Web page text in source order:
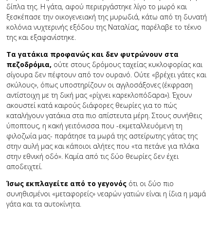
δίπλα της. Η γάτα, αφού περιεργάστηκε λίγο το μωρό και
ξεσκέπασε την οικογενειακή της μυρωδιά, κάτω από τη δυνατή
κολόνια νυχτερινής εξόδου της Ναταλίας, παρέλαβε το τέκνο
της και εξαφανίστηκε.
Τα γατάκια προφανώς και δεν φυτρώνουν στα
πεζοδρόμια, ούτε στους δρόμους ταχείας κυκλοφορίας και
σίγουρα δεν πέφτουν από τον ουρανό. Ούτε «βρέχει γάτες και
σκύλους», όπως υποστηρίζουν οι αγγλοσάξονες (έκφραση
αντίστοιχη με τη δική μας «ρίχνει καρεκλοπόδαρα»). Έχουν
ακουστεί κατά καιρούς διάφορες θεωρίες για το πώς
καταλήγουν γατάκια στα πιο απίστευτα μέρη. Στους συνήθεις
ύποπτους, η κακή γειτόνισσα που -εκμεταλλευόμενη τη
φιλοζωία μας- παράτησε τα μωρά της αστείρωτης γάτας της
στην αυλή μας και κάποιοι αλήτες που «τα πετάνε για πλάκα
στην εθνική οδό». Καμία από τις δύο θεωρίες δεν έχει
αποδειχτεί.
Ίσως εκπλαγείτε από το γεγονός ότι οι δύο πιο
συνηθισμένοι «μεταφορείς» νεαρών γατιών είναι η ίδια η μαμά
γάτα και τα αυτοκίνητα.